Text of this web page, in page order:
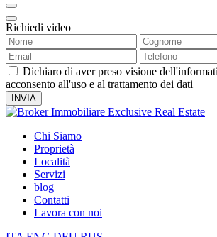
Richiedi video
Dichiaro di aver preso visione
acconsento all'uso e al trattamento dei dati
Chi Siamo
Proprietà
Località
Servizi
blog
Contatti
Lavora con noi